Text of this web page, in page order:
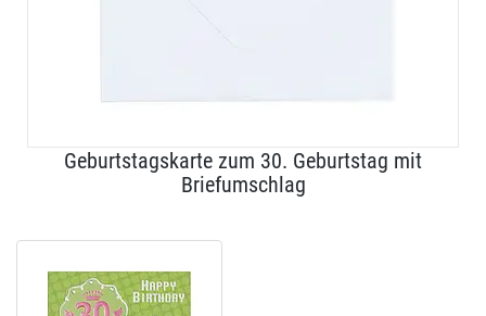
Geburtstagskarte zum 30. Geburtstag mit
Briefumschlag